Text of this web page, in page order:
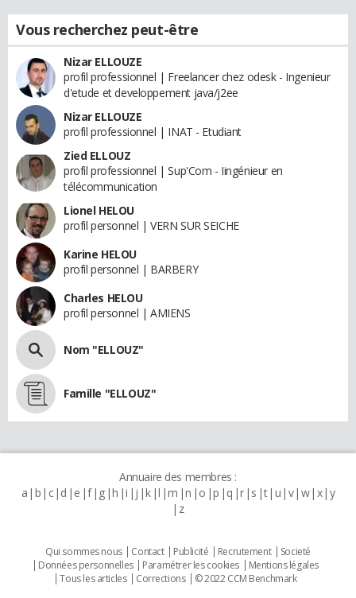
Vous recherchez peut-être
Nizar ELLOUZE
profil professionnel | Freelancer chez odesk - Ingenieur
d'etude et developpement java/j2ee
Nizar ELLOUZE
profil professionnel | INAT - Etudiant
Zied ELLOUZ
profil professionnel | Sup'Com - Iingénieur en
télécommunication
Lionel HELOU
profil personnel | VERN SUR SEICHE
Karine HELOU
profil personnel | BARBERY
Charles HELOU
profil personnel | AMIENS
Nom "ELLOUZ"
Famille "ELLOUZ"
Annuaire des membres :
a b c d e f g h i j k l m n o p q r s t u v w x y
z
Qui sommes nous Contact Publicité Recrutement
Societé
Données personnelles
Paramétrer les cookies
Mentions légales
Tous les articles
Corrections © 2022 CCM Benchmark